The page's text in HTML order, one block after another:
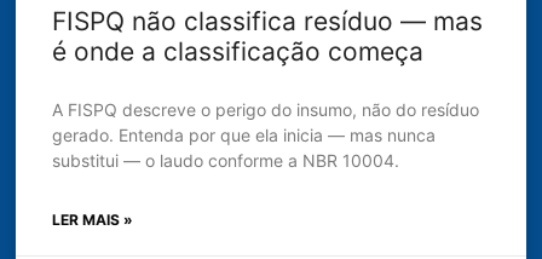
FISPQ não classifica resíduo — mas
é onde a classificação começa
A FISPQ descreve o perigo do insumo, não do resíduo
gerado. Entenda por que ela inicia — mas nunca
substitui — o laudo conforme a NBR 10004.
LER MAIS »